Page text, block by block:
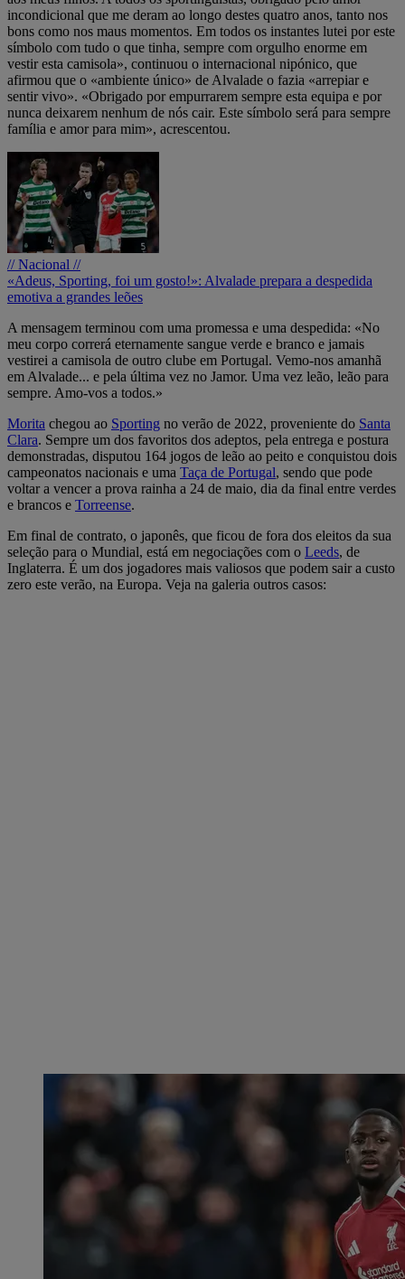
incondicional que me deram ao longo destes quatro anos, tanto nos
bons como nos maus momentos. Em todos os instantes lutei por este
símbolo com tudo o que tinha, sempre com orgulho enorme em
vestir esta camisola», continuou o internacional nipónico, que
afirmou que o «ambiente único» de Alvalade o fazia «arrepiar e
sentir vivo». «Obrigado por empurrarem sempre esta equipa e por
nunca deixarem nenhum de nós cair. Este símbolo será para sempre
família e amor para mim», acrescentou.
// Nacional //
«Adeus, Sporting, foi um gosto!»: Alvalade prepara a despedida
emotiva a grandes leões
A mensagem terminou com uma promessa e uma despedida: «No
meu corpo correrá eternamente sangue verde e branco e jamais
vestirei a camisola de outro clube em Portugal. Vemo-nos amanhã
em Alvalade... e pela última vez no Jamor. Uma vez leão, leão para
sempre. Amo-vos a todos.»
Morita chegou ao Sporting no verão de 2022, proveniente do Santa
Clara. Sempre um dos favoritos dos adeptos, pela entrega e postura
demonstradas, disputou 164 jogos de leão ao peito e conquistou dois
campeonatos nacionais e uma Taça de Portugal, sendo que pode
voltar a vencer a prova rainha a 24 de maio, dia da final entre verdes
e brancos e Torreense.
Em final de contrato, o japonês, que ficou de fora dos eleitos da sua
seleção para o Mundial, está em negociações com o Leeds, de
Inglaterra. É um dos jogadores mais valiosos que podem sair a custo
zero este verão, na Europa. Veja na galeria outros casos: